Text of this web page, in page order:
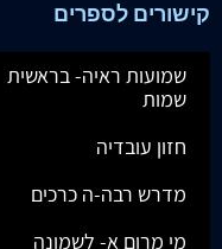
קישורים לספרים
שמועות ראיה- בראשית
שמות
חזון עובדיה
מדרש רבה-ה כרכים
מי מרום א- לשמונה